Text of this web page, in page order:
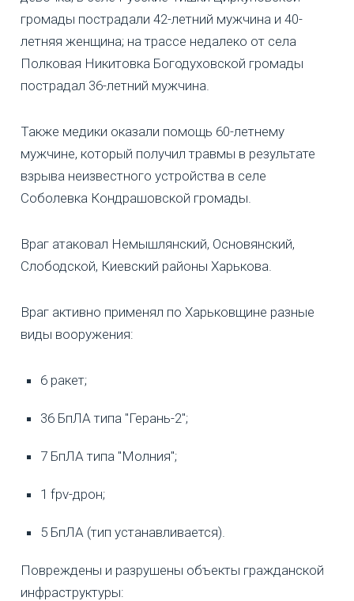
громады пострадали 42-летний мужчина и 40-
летняя женщина; на трассе недалеко от села
Полковая Никитовка Богодуховской громады
пострадал 36-летний мужчина.
Также медики оказали помощь 60-летнему
мужчине, который получил травмы в результате
взрыва неизвестного устройства в селе
Соболевка Кондрашовской громады.
Враг атаковал Немышлянский, Основянский,
Слободской, Киевский районы Харькова.
Враг активно применял по Харьковщине разные
виды вооружения:
6 ракет;
36 БпЛА типа "Герань-2";
7 БпЛА типа "Молния";
1 fpv-дрон;
5 БпЛА (тип устанавливается).
Повреждены и разрушены объекты гражданской
инфраструктуры: